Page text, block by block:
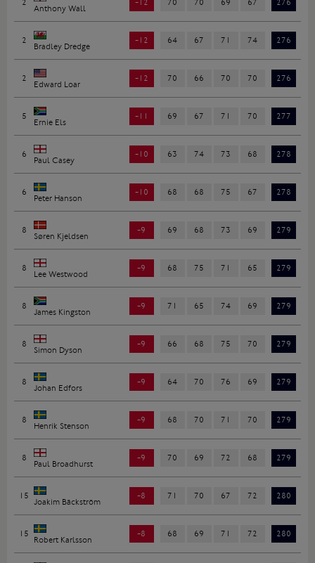
2
Anthony Wall
-12 70 70 69 67 276
2
Bradley Dredge
-12 64 67 71 74 276
2
Edward Loar
-12 70 66 70 70 276
5
Ernie Els
-11 69 67 71 70 277
6
Paul Casey
-10 63 74 73 68 278
6
Peter Hanson
-10 68 68 75 67 278
8
Søren Kjeldsen
-9 69 68 73 69 279
8
Lee Westwood
-9 68 75 71 65 279
8
James Kingston
-9 71 65 74 69 279
8
Simon Dyson
-9 66 68 75 70 279
8
Johan Edfors
-9 64 70 76 69 279
8
Henrik Stenson
-9 68 70 71 70 279
8
Paul Broadhurst
-9 70 69 72 68 279
15
Joakim Bäckström
-8 71 70 67 72 280
15
Robert Karlsson
-8 68 69 71 72 280